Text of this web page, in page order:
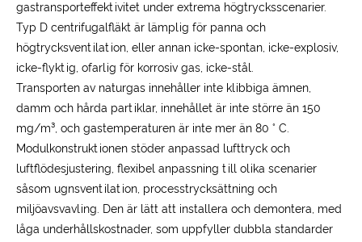
gastransporteffektivitet under extrema högtrycksscenarier.
Typ D centrifugalfläkt är lämplig för panna och
högtrycksventilation, eller annan icke-spontan, icke-explosiv,
icke-flyktig, ofarlig för korrosiv gas, icke-stål.
Transporten av naturgas innehåller inte klibbiga ämnen,
damm och hårda partiklar, innehållet är inte större än 150
mg/m³, och gastemperaturen är inte mer än 80 ° C.
Modulkonstruktionen stöder anpassad lufttryck och
luftflödesjustering, flexibel anpassning till olika scenarier
såsom ugnsventilation, processtrycksättning och
miljöavsvavling. Den är lätt att installera och demontera, med
låga underhållskostnader, som uppfyller dubbla standarder